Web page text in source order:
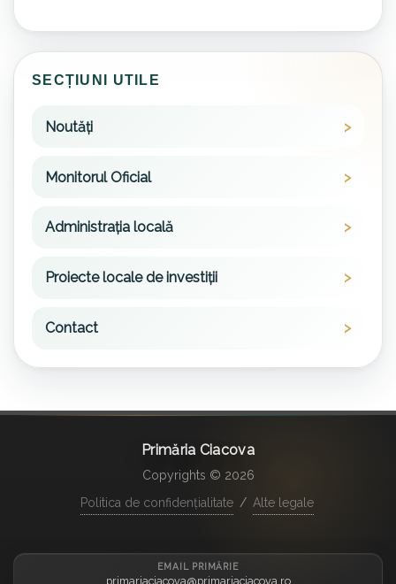
SECȚIUNI UTILE
Noutăți
Monitorul Oficial
Administrația locală
Proiecte locale de investiții
Contact
Primăria Ciacova
Copyrights © 2026
Politica de confidențialitate / Alte legale
EMAIL PRIMĂRIE
primariaciacova@primariaciacova.ro